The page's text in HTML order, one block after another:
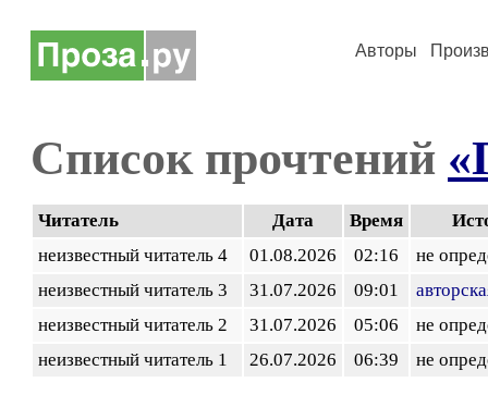
Авторы
Список прочтений
Читатель Дата Время
неизвестный читатель 4
01.08.2026 02:16
не
неизвестный читатель 3
31.07.2026 09:01
неизвестный читатель 2
31.07.2026 05:06
не
неизвестный читатель 1
26.07.2026 06:39 не